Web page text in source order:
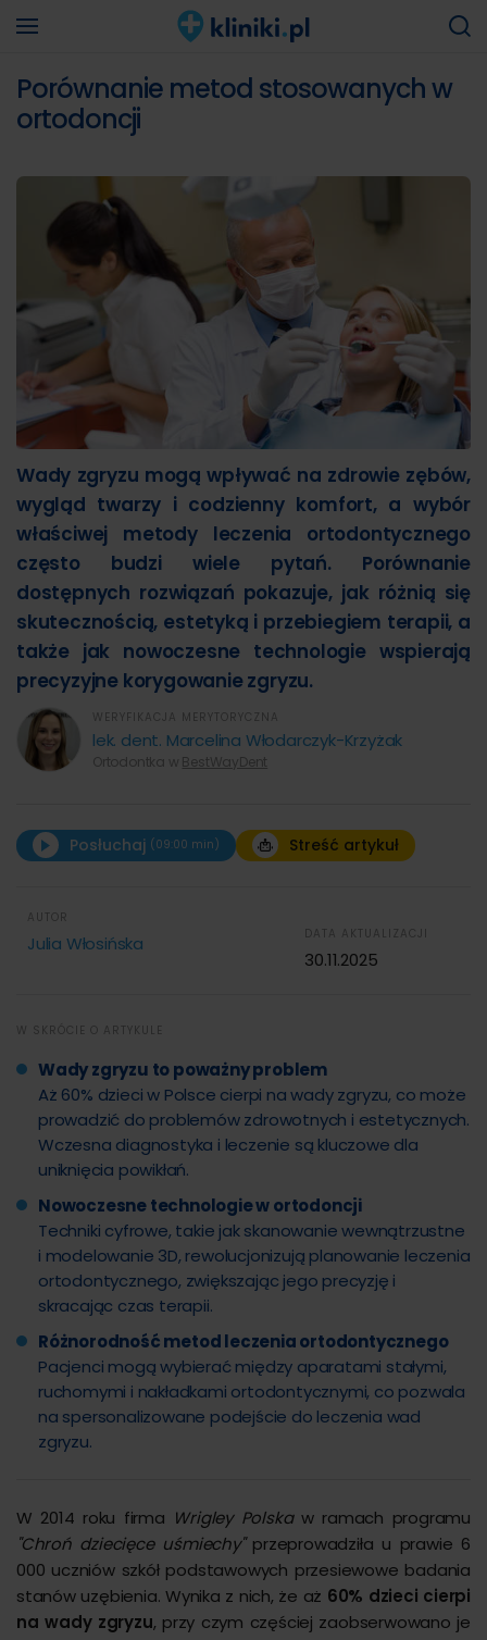
Porównanie metod stosowanych w
ortodoncji
Wady zgryzu mogą wpływać na zdrowie zębów,
wygląd twarzy i codzienny komfort, a wybór
właściwej metody leczenia ortodontycznego
często budzi wiele pytań. Porównanie
dostępnych rozwiązań pokazuje, jak różnią się
skutecznością, estetyką i przebiegiem terapii, a
także jak nowoczesne technologie wspierają
precyzyjne korygowanie zgryzu.
WERYFIKACJA MERYTORYCZNA
lek. dent. Marcelina Włodarczyk-Krzyżak
Ortodontka w BestWayDent
Posłuchaj (09:00 min) Streść artykuł
00:00 09:00
STRESZCZENIE ARTYKUŁU:
AUTOR
Julia Włosińska DATA AKTUALIZACJI
30.11.2025
W SKRÓCIE O ARTYKULE
Wady zgryzu to poważny problem
Aż 60% dzieci w Polsce cierpi na wady zgryzu, co może
prowadzić do problemów zdrowotnych i estetycznych.
Wczesna diagnostyka i leczenie są kluczowe dla
uniknięcia powikłań.
Nowoczesne technologie w ortodoncji
Techniki cyfrowe, takie jak skanowanie wewnątrzustne
i modelowanie 3D, rewolucjonizują planowanie leczenia
ortodontycznego, zwiększając jego precyzję i
skracając czas terapii.
Różnorodność metod leczenia ortodontycznego
Pacjenci mogą wybierać między aparatami stałymi,
ruchomymi i nakładkami ortodontycznymi, co pozwala
na spersonalizowane podejście do leczenia wad
zgryzu.
W 2014 roku firma Wrigley Polskaw ramach programu
"Chroń dziecięce uśmiechy"przeprowadziła u prawie 6
000 uczniów szkół podstawowych przesiewowe badania
stanów uzębienia. Wynika z nich, że aż 60% dzieci cierpi
na wady zgryzu, przy czym częściej zaobserwowano je